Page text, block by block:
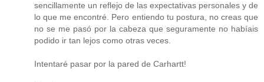
sencillamente un reflejo de las expectativas personales y de
lo que me encontré. Pero entiendo tu postura, no creas que
no se me pasó por la cabeza que seguramente no habíais
podido ir tan lejos como otras veces.
Intentaré pasar por la pared de Carhartt!